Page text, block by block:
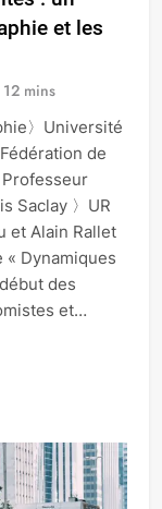
et les
12 mins
〉Université
de
Saclay 〉UR
et Alain Rallet
Dynamiques
des
et…